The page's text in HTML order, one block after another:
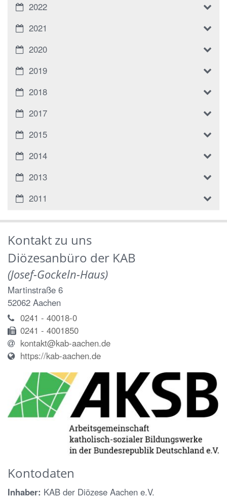
2022
2021
2020
2019
2018
2017
2015
2014
2013
2011
Kontakt zu uns
Diözesanbüro der KAB
(Josef-Gockeln-Haus)
Martinstraße 6
52062 Aachen
0241 - 40018-0
0241 - 4001850
kontakt@kab-aachen.de
https://kab-aachen.de
Kontodaten
Inhaber: KAB der Diözese Aachen e.V.